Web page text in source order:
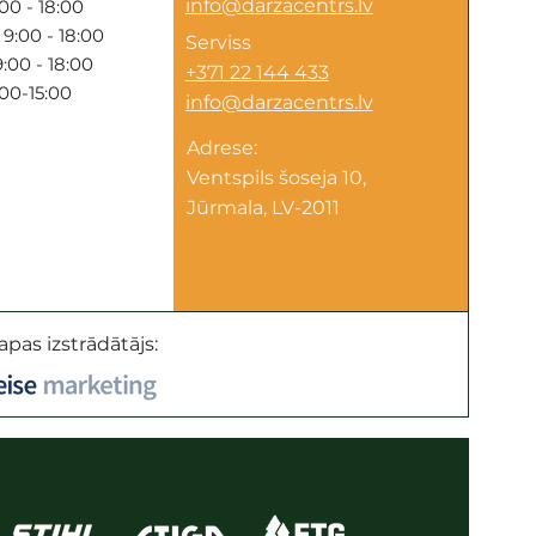
- 18:00
- 18:00
- 18:00
15:00
info@darzacentrs.lv
Serviss
+371 22 144 433
info@darzacentrs.lv
Adrese:
Ventspils šoseja 10,
Jūrmala, LV-2011
izstrādātājs: